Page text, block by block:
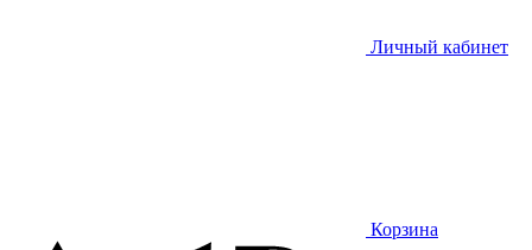
Личный кабинет
Корзина